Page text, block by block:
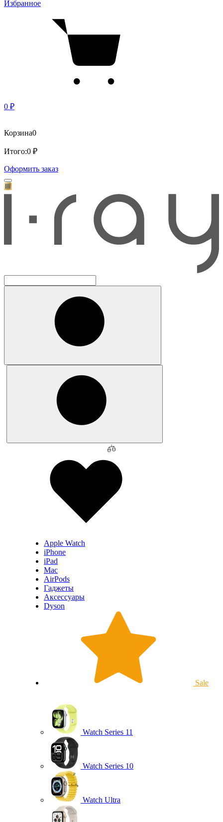
Избранное
0 ₽
Корзина0
Итого:0 ₽
Оформить заказ
Apple Watch
iPhone
iPad
Mac
AirPods
Гаджеты
Аксессуары
Dyson
Sale
Watch Series 11
Watch Series 10
Watch Ultra